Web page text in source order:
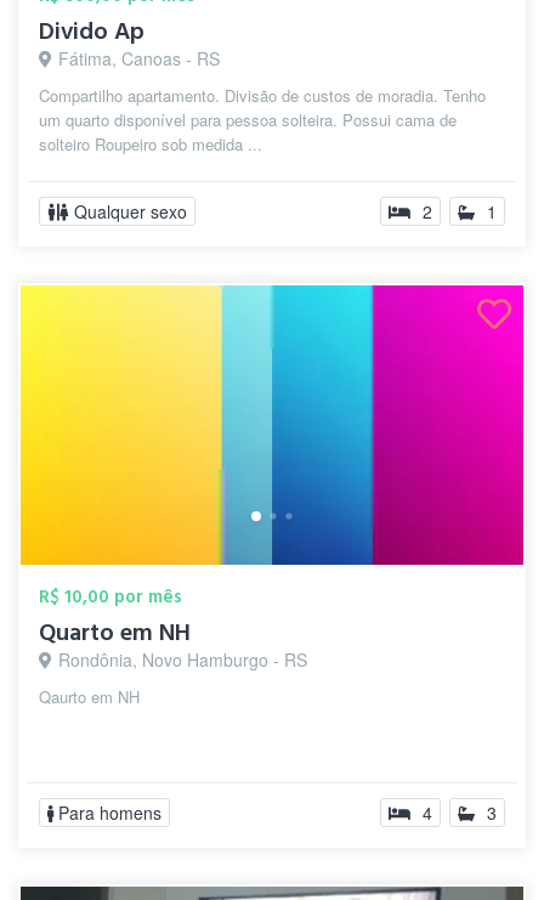
Divido Ap
Fátima, Canoas - RS
Compartilho apartamento. Divisão de custos de moradia. Tenho
um quarto disponível para pessoa solteira. Possui cama de
solteiro Roupeiro sob medida ...
Qualquer sexo 2 1
R$ 10,00 por mês
Quarto em NH
Rondônia, Novo Hamburgo - RS
Qaurto em NH
Para homens 4 3